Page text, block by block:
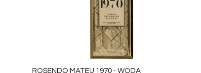
ROSENDO MATEU 1970 - WODA